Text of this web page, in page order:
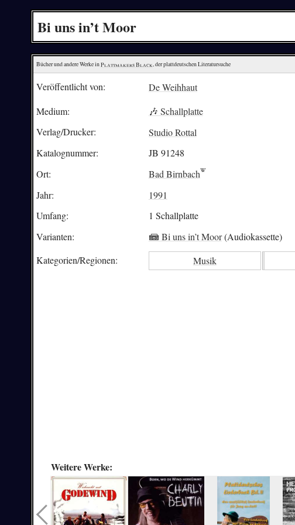
Bi uns in’t Moor
Bücher und andere Werke in Plattmakers Black, der plattdeutschen Literatursuche
Veröffentlicht von:
De Weihhaut
Medium:
🎶 Schallplatte
Verlag/Drucker:
Studio Rottal
Katalognummer:
JB 91248
Ort:
Bad Birnbach
Jahr:
1991
Umfang:
1 Schallplatte
Varianten:
📾 Bi uns in’t Moor(Audiokassette)
Kategorien/Regionen: Musik
Weitere Werke: